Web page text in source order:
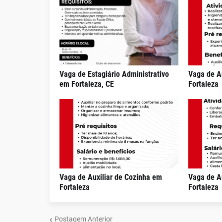
Vaga de Estagiário Administrativo
em Fortaleza, CE
Vaga de
Fortaleza
Vaga de Auxiliar de Cozinha em
Fortaleza
Vaga de
Fortaleza
Postagem Anterior